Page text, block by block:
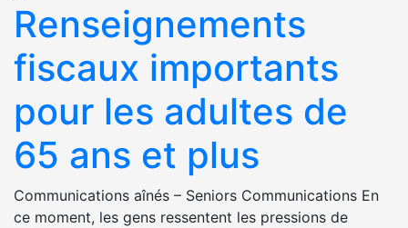
Renseignements
fiscaux importants
pour les adultes de
65 ans et plus
Communications aînés – Seniors Communications En
ce moment, les gens ressentent les pressions de